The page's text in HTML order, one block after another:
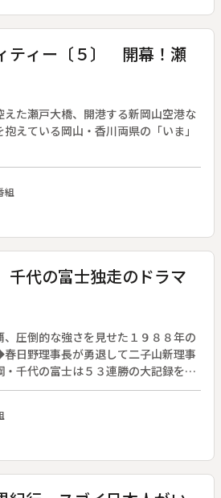
ティー〔５〕 開幕！瀬
えた瀬戸大橋、開港する新岡山空港な
えている岡山・香川両県の「いま」
組
代の富士独走のドラマ
圧倒的な強さを見せた１９８８年の
日野理事長が勇退して二子山新理事
千代の富士は５３連勝の大記録をう
をコンピュータ研究。また、幕下以
の二人の息子がデビューするなど、
た。頂点を極めた千代の富士と、頂
に一年を振りかえる。